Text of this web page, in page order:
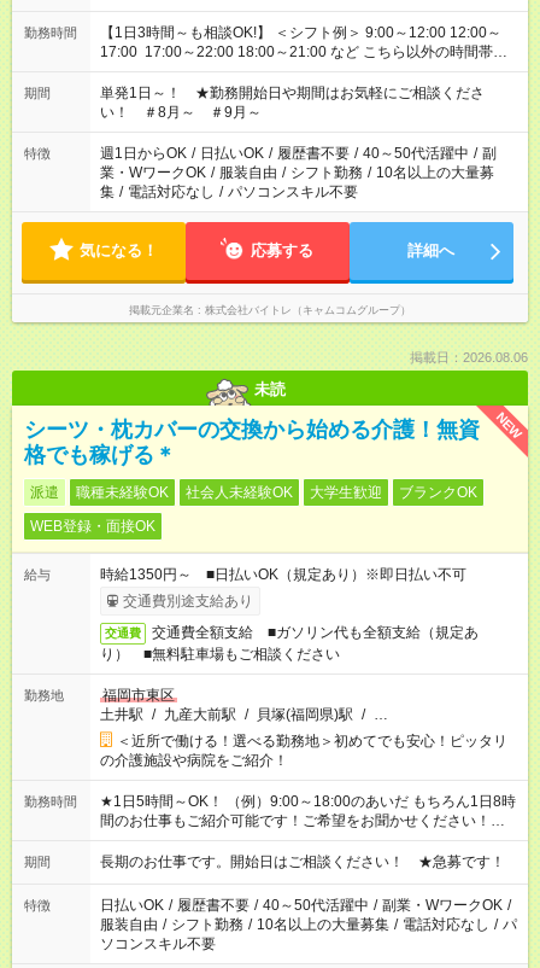
勤務時間
【1日3時間～も相談OK!】 ＜シフト例＞ 9:00～12:00 12:00～
17:00 17:00～22:00 18:00～21:00 など こちら以外の時間帯も
お気軽にご相談ください！
期間
単発1日～！ ★勤務開始日や期間はお気軽にご相談くださ
い！ ＃8月～ ＃9月～
特徴 週1日からOK / 日払いOK / 履歴書不要 / 40～50代活躍中 / 副
業・WワークOK / 服装自由 / シフト勤務 / 10名以上の大量募
集 / 電話対応なし / パソコンスキル不要
気になる！ 応募する 詳細へ
掲載元企業名 株式会社バイトレ（キャムコムグループ）
掲載日：2026.08.06
未読
NEW
シーツ・枕カバーの交換から始める介護！無資
格でも稼げる＊
派遣 職種未経験OK 社会人未経験OK 大学生歓迎
ブランクOK
WEB登録・面接OK
給与
時給1350円～ ■日払いOK（規定あり）※即日払い不可
交通費別途支給あり
交通費
交通費全額支給 ■ガソリン代も全額支給（規定あ
り） ■無料駐車場もご相談ください
勤務地
福岡市東区
土井駅 / 九産大前駅 / 貝塚(福岡県)駅 / …
＜近所で働ける！選べる勤務地＞初めてでも安心！ピッタリ
の介護施設や病院をご紹介！
勤務時間
★1日5時間～OK！ （例）9:00～18:00のあいだ もちろん1日8時
間のお仕事もご紹介可能です！ご希望をお聞かせください！★家
庭の都合でお休みが必要な場合も遠慮なくご相談ください。 ※
週最低15時間以上の勤務が必要です
期間 長期のお仕事です。開始日はご相談ください！ ★急募です！
特徴 日払いOK / 履歴書不要 / 40～50代活躍中 / 副業・WワークOK /
服装自由 / シフト勤務 / 10名以上の大量募集 / 電話対応なし / パ
ソコンスキル不要